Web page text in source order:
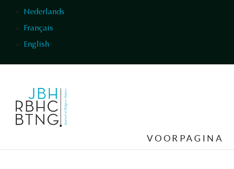
Nederlands
Français
English
VOORPAGINA